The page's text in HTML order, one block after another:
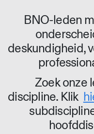
BNO-leden
deskundigheid,
Zoek onze
discipline. Klik